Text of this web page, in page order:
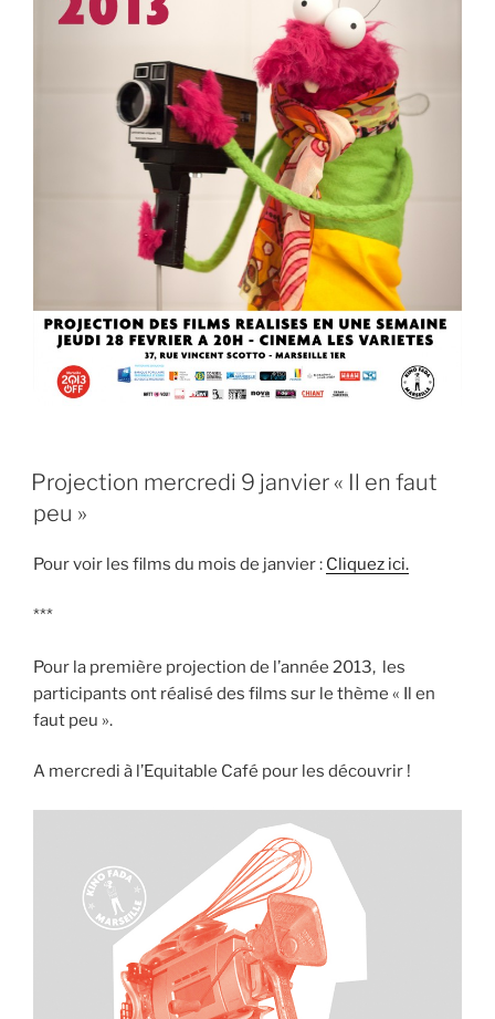
PUBLIÉ
LE
Projection mercredi 9 janvier « Il en faut
peu »
Pour voir les films du mois de janvier : Cliquez ici.
***
Pour la première projection de l’année 2013, les
participants ont réalisé des films sur le thème « Il en
faut peu ».
A mercredi à l’Equitable Café pour les découvrir !